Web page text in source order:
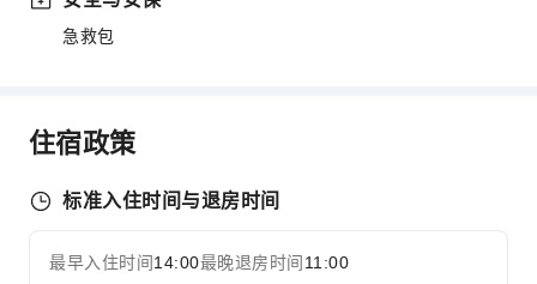
急救包
住宿政策
标准入住时间与退房时间
最早入住时间14:00最晚退房时间 11:00